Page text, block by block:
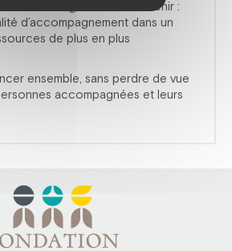
l’un des grands défis à venir :
d’accompagnement dans un
de plus en plus
ensemble, sans perdre de vue
accompagnées et leurs